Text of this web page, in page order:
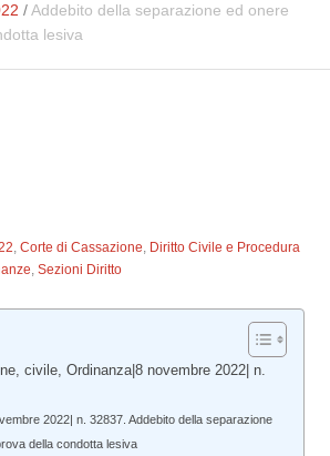
/Addebito della separazione ed onere
lesiva
,Corte di Cassazione, Diritto Civile e Procedura
,Sezioni Diritto
civile, Ordinanza|8 novembre 2022| n.
2022| n. 32837. Addebito della separazione
della condotta lesiva